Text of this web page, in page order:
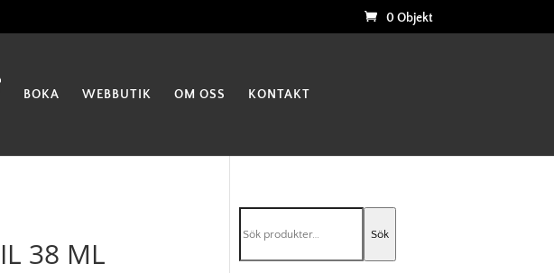
0 Objekt
BOKA WEBBUTIK OM OSS KONTAKT
38 ML
efter:
Sök